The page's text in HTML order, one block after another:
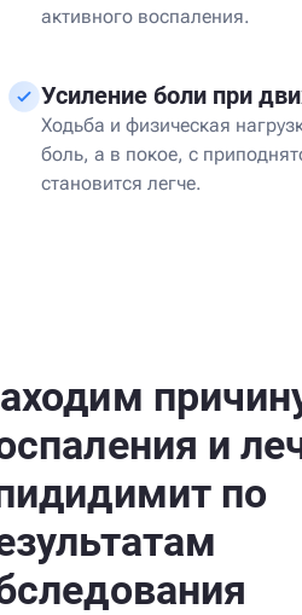
активного воспаления.
Усиление боли при
Ходьба и физическая
боль, а в покое, с
становится легче.
и
по